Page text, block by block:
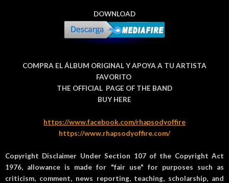
DOWNLOAD
COMPRA EL ÁLBUM ORIGINAL Y APOYA A TU ARTISTA
FAVORITO
THE OFFICIAL PAGE OF THE BAND
BUY HERE
https://www.facebook.com/rhapsodyoffire
https://www.rhapsodyoffire.com/
Copyright Disclaimer Under Section 107 of the Copyright Act
1976, allowance is made for "fair use" for purposes such as
criticism, comment, news reporting, teaching, scholarship, and